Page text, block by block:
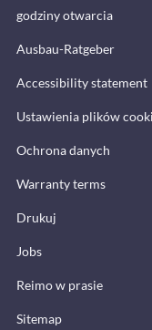
godziny otwarcia
Ausbau-Ratgeber
Accessibility statement
Ustawienia plików
Ochrona danych
Warranty terms
Drukuj
Jobs
Reimo w prasie
Sitemap